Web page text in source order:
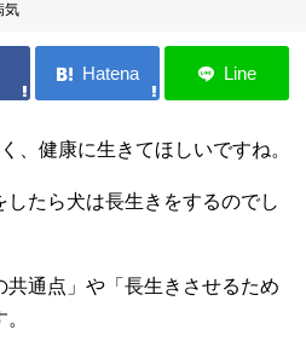
気
、健康に生きてほしいですね。
たら犬は長生きをするのでし
通点」や「長生きさせるため